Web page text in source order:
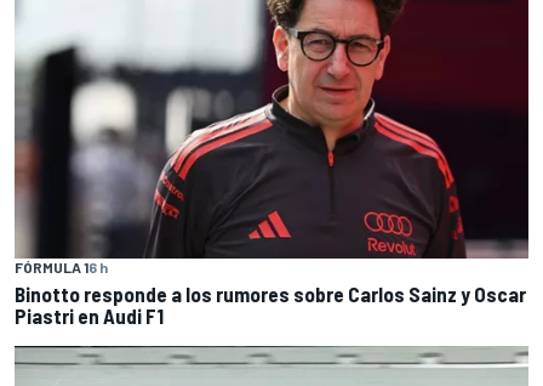
FÓRMULA 16 h
Binotto responde a los rumores sobre Carlos Sainz y Oscar
Piastri en Audi F1